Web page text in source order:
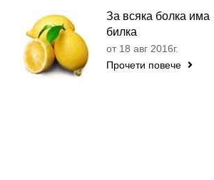
За всяка болка има
билка
от 18 авг 2016г.
Прочети повече